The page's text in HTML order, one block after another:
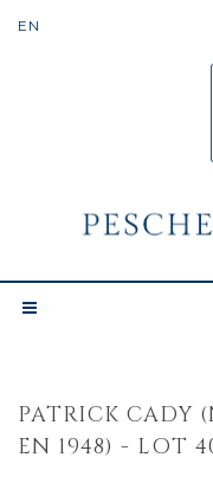
PATRICK CADY
EN 1948) - LOT